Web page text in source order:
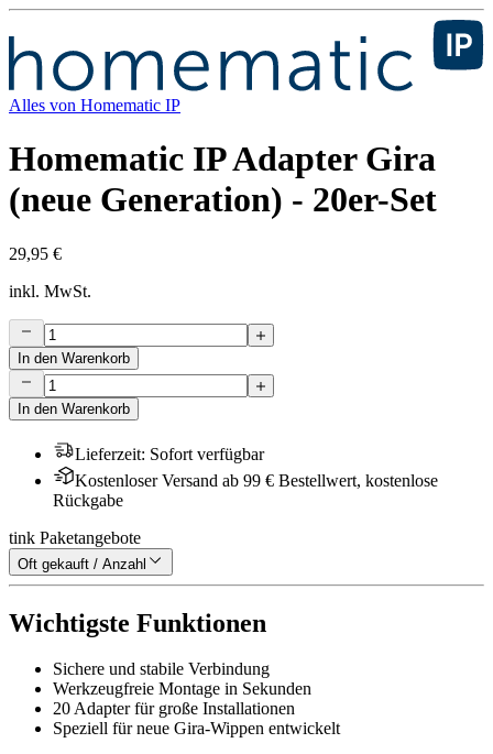
Alles von Homematic IP
Homematic IP Adapter Gira
(neue Generation) - 20er-Set
29,95 €
inkl. MwSt.
In den Warenkorb
In den Warenkorb
Lieferzeit: Sofort verfügbar
Kostenloser Versand ab 99 € Bestellwert, kostenlose
Rückgabe
tink Paketangebote
Oft gekauft / Anzahl
Wichtigste Funktionen
Sichere und stabile Verbindung
Werkzeugfreie Montage in Sekunden
20 Adapter für große Installationen
Speziell für neue Gira-Wippen entwickelt